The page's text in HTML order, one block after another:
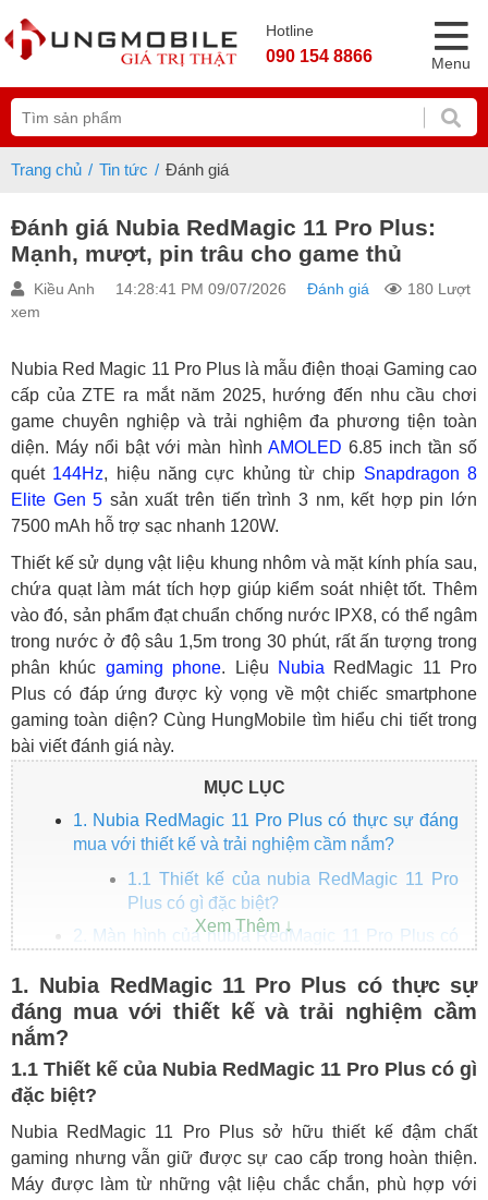
Hotline
090 154 8866 Menu
Trang chủ Tin tức Đánh giá
Đánh giá Nubia RedMagic 11 Pro Plus:
Mạnh, mượt, pin trâu cho game thủ
Kiều Anh 14:28:41 PM 09/07/2026 Đánh giá
180 Lượt
xem
Nubia Red Magic 11 Pro Plus là mẫu điện thoại Gaming cao
cấp của ZTE ra mắt năm 2025, hướng đến nhu cầu chơi
game chuyên nghiệp và trải nghiệm đa phương tiện toàn
diện. Máy nổi bật với màn hình AMOLED 6.85 inch tần số
quét 144Hz, hiệu năng cực khủng từ chip Snapdragon 8
Elite Gen 5 sản xuất trên tiến trình 3 nm, kết hợp pin lớn
7500 mAh hỗ trợ sạc nhanh 120W.
Thiết kế sử dụng vật liệu khung nhôm và mặt kính phía sau,
chứa quạt làm mát tích hợp giúp kiểm soát nhiệt tốt. Thêm
vào đó, sản phẩm đạt chuẩn chống nước IPX8, có thể ngâm
trong nước ở độ sâu 1,5m trong 30 phút, rất ấn tượng trong
phân khúc gaming phone. Liệu Nubia RedMagic 11 Pro
Plus có đáp ứng được kỳ vọng về một chiếc smartphone
gaming toàn diện? Cùng HungMobile tìm hiểu chi tiết trong
bài viết đánh giá này.
MỤC LỤC
1. Nubia RedMagic 11 Pro Plus có thực sự đáng
mua với thiết kế và trải nghiệm cầm nắm?
1.1 Thiết kế của nubia RedMagic 11 Pro
Plus có gì đặc biệt?
2. Màn hình của nubia RedMagic 11 Pro Plus có
2.1 Tấm nền AMOLED mang lại trải
nghiệm thế nào?
không?
3. Hiệu năng nubia RedMagic 11 Pro Plus có đủ
mạnh để chơi game nặng và đa nhiệm?
4. Camera của nubia RedMagic 11 Pro Plus có tốt
cho nhu cầu chụp ảnh?
1. Nubia RedMagic 11 Pro Plus có thực sự
đáng mua với thiết kế và trải nghiệm cầm
nắm?
1.1 Thiết kế của Nubia RedMagic 11 Pro Plus có gì
đặc biệt?
Nubia RedMagic 11 Pro Plus sở hữu thiết kế đậm chất
gaming nhưng vẫn giữ được sự cao cấp trong hoàn thiện.
Máy được làm từ những vật liệu chắc chắn, phù hợp với